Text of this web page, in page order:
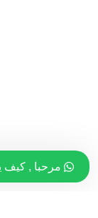
مرحبا , كيف